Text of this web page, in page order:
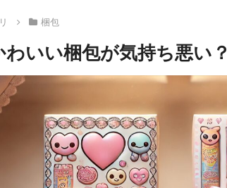
梱包
いい梱包が気持ち悪い